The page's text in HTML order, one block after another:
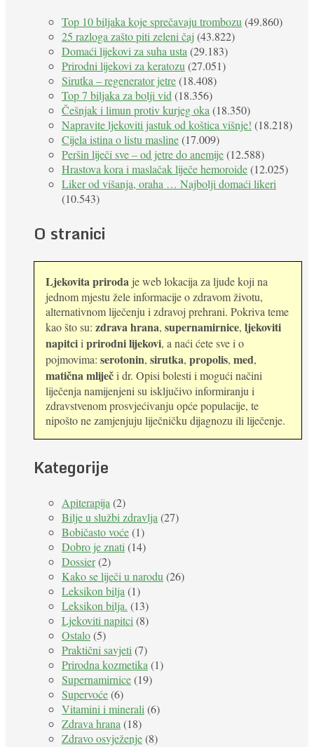
Top 10 biljaka koje sprečavaju trombozu(49.860)
25 razloga zašto piti zeleni čaj (43.822)
Domaći lijekovi za suha usta(29.183)
Prirodni lijekovi za keratozu(27.051)
Sirutka – regenerator jetre(18.408)
Top 7 biljaka za bolji vid(18.356)
Češnjak i limun protiv kurjeg oka(18.350)
Napravite ljekoviti jastuk od koštica višnje! (18.218)
Cijela istina o listu masline(17.009)
Peršin liječi sve – od jetre do anemije(12.588)
Hrastova kora i maslačak liječe hemoroide(12.025)
Liker od višanja, oraha … Najbolji domaći likeri
(10.543)
O stranici
Ljekovita priroda je web lokacija za ljude koji na
jednom mjestu žele informacije o zdravom životu,
alternativnom liječenju i zdravoj prehrani. Pokriva teme
kao što su: zdrava hrana, supernamirnice, ljekoviti
napitciiprirodni lijekovi, a naći ćete sve i o
pojmovima: serotonin, sirutka, propolis, med,
matična mliječi dr. Opisi bolesti i mogući načini
liječenja namijenjeni su isključivo informiranju i
zdravstvenom prosvjećivanju opće populacije, te
nipošto ne zamjenjuju liječničku dijagnozu ili liječenje.
Kategorije
Apiterapija(2)
Bilje u službi zdravlja(27)
Bobičasto voće(1)
Dobro je znati(14)
Dossier(2)
Kako se liječi u narodu(26)
Leksikon bilja(1)
Leksikon bilja. (13)
Ljekoviti napitci(8)
Ostalo(5)
Praktični savjeti(7)
Prirodna kozmetika(1)
Supernamirnice(19)
Supervoće(6)
Vitamini i minerali(6)
Zdrava hrana(18)
Zdravo osvježenje(8)